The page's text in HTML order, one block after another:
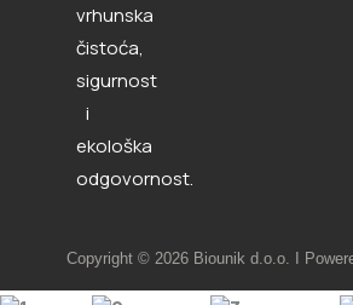
vrhunska
čistoća,
sigurnost
i
ekološka
odgovornost.
Copyright © 2026 Biounik d.o.o. I